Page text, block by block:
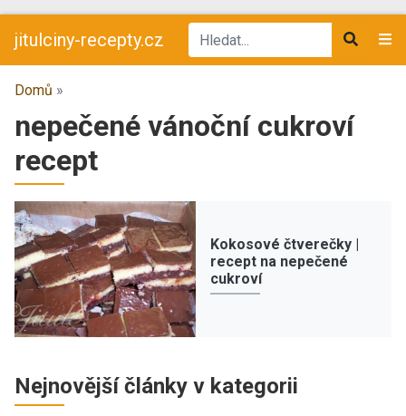
jitulciny-recepty.cz
Domů »
nepečené vánoční cukroví
recept
Kokosové čtverečky |
recept na nepečené
cukroví
Nejnovější články v kategorii